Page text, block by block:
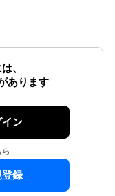
、
あります
イン
登録